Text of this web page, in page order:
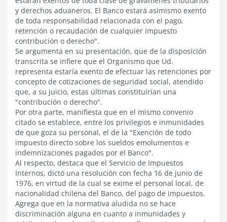
y derechos aduaneros. El Banco estará asimismo exento
de toda responsabilidad relacionada con el pago,
retención o recaudación de cualquier impuesto
contribución o derecho".
Se argumenta en su presentación, que de la disposición
transcrita se infiere que el Organismo que Ud.
representa estaría exento de efectuar las retenciones por
concepto de cotizaciones de seguridad social, atendido
que, a su juicio, estas últimas constituirían una
"contribución o derecho".
Por otra parte, manifiesta que en el mismo convenio
citado se establece, entre los privilegios e inmunidades
de que goza su personal, el de la "Exención de todo
impuesto directo sobre los sueldos emolumentos e
indemnizaciones pagados por el Banco".
Al respecto, destaca que el Servicio de Impuestos
Internos, dictó una resolución con fecha 16 de junio de
1976, en virtud de la cual se exime el personal local, de
nacionalidad chilena del Banco, del pago de impuestos.
Agrega que en la normativa aludida no se hace
discriminación alguna en cuanto a inmunidades y